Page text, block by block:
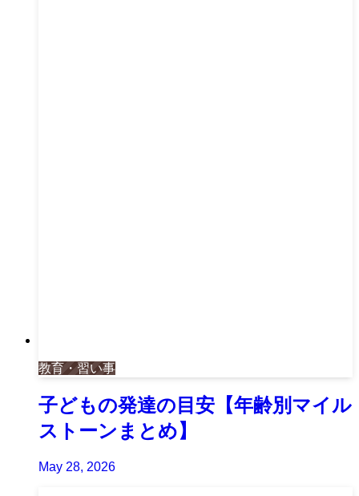
教育・習い事
子どもの発達の目安【年齢別マイル
ストーンまとめ】
May 28, 2026